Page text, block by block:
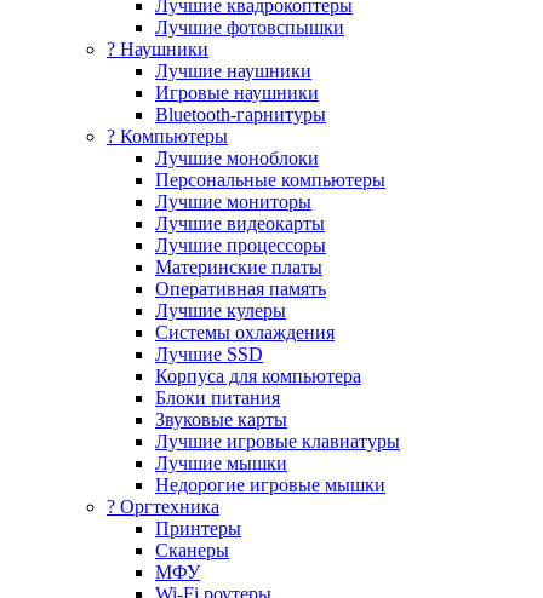
Лучшие квадрокоптеры
Лучшие фотовспышки
? Наушники
Лучшие наушники
Игровые наушники
Bluetooth-гарнитуры
?️ Компьютеры
Лучшие моноблоки
Персональные компьютеры
Лучшие мониторы
Лучшие видеокарты
Лучшие процессоры
Материнские платы
Оперативная память
Лучшие кулеры
Системы охлаждения
Лучшие SSD
Корпуса для компьютера
Блоки питания
Звуковые карты
Лучшие игровые клавиатуры
Лучшие мышки
Недорогие игровые мышки
?️ Оргтехника
Принтеры
Сканеры
МФУ
Wi-Fi роутеры